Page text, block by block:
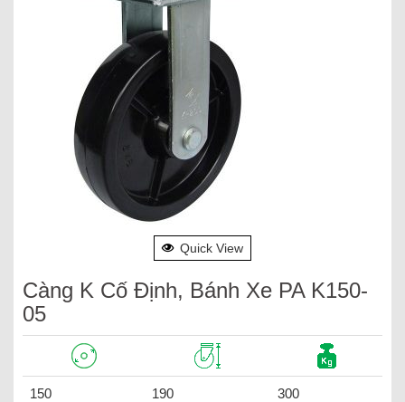
Quick View
Càng K Cố Định, Bánh Xe PA K150-
05
150 190 300